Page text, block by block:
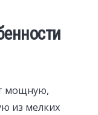
мощную,
из мелких